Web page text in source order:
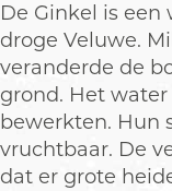
De Ginkel is
droge Veluwe.
veranderde de
grond. Het
bewerkten. Hun
vruchtbaar. De
dat er grote